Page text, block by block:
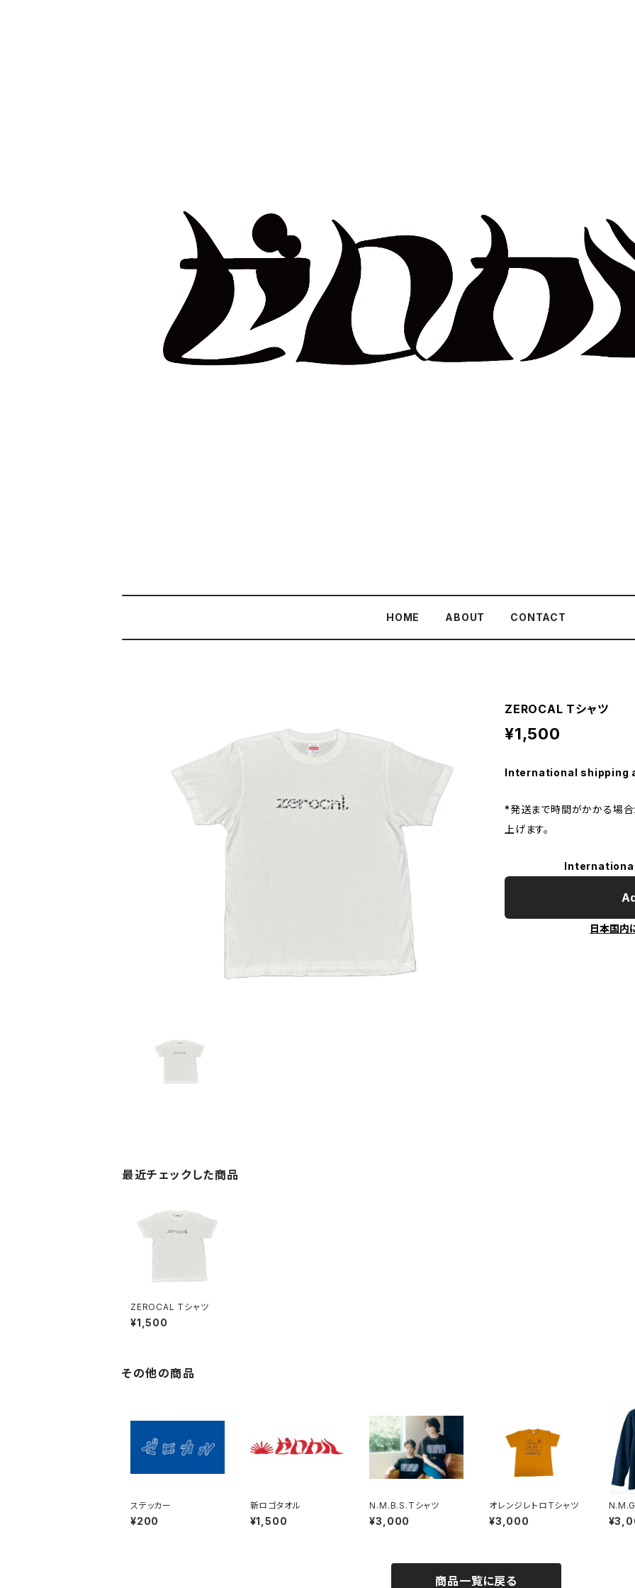
HOME ABOUT CONTACT
ZEROCAL Tシャツ
¥1,500
International shipping
*発送まで時間がかかる場合
上げます。
日本国内
最近チェックした商品
ZEROCAL Tシャツ
¥1,500
その他の商品
ステッカー
¥200
新ロゴタオル
¥1,500
N.M.B.S.Tシャツ
¥3,000
オレンジレトロTシャツ
¥3,000
商品一覧に戻る